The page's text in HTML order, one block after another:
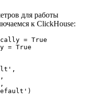
для работы
к ClickHouse:
= True
= True